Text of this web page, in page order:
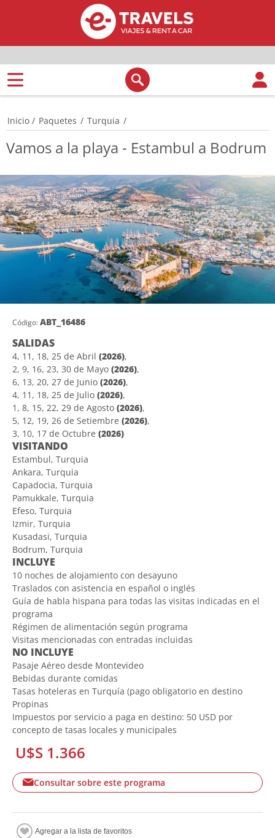
Inicio / Paquetes / Turquia /
Vamos a la playa - Estambul a Bodrum
Código:ABT_16486
SALIDAS
4, 11, 18, 25 de Abril (2026),
2, 9, 16, 23, 30 de Mayo (2026),
6, 13, 20, 27 de Junio (2026),
4, 11, 18, 25 de Julio (2026),
1, 8, 15, 22, 29 de Agosto (2026),
5, 12, 19, 26 de Setiembre (2026),
3, 10, 17 de Octubre (2026)
VISITANDO
Estambul, Turquia
Ankara, Turquia
Capadocia, Turquia
Pamukkale, Turquia
Efeso, Turquia
Izmir, Turquia
Kusadasi, Turquia
Bodrum, Turquia
INCLUYE
10 noches de alojamiento con desayuno
Traslados con asistencia en español o inglés
Guía de habla hispana para todas las visitas indicadas en el
programa
Régimen de alimentación según programa
Visitas mencionadas con entradas incluidas
NO INCLUYE
Pasaje Aéreo desde Montevideo
Bebidas durante comidas
Tasas hoteleras en Turquía (pago obligatorio en destino
Propinas
Impuestos por servicio a paga en destino: 50 USD por
concepto de tasas locales y municipales
U$S 1.366
Consultar sobre este programa